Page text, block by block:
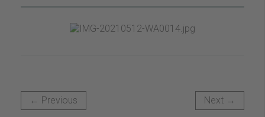
← Previous Next →